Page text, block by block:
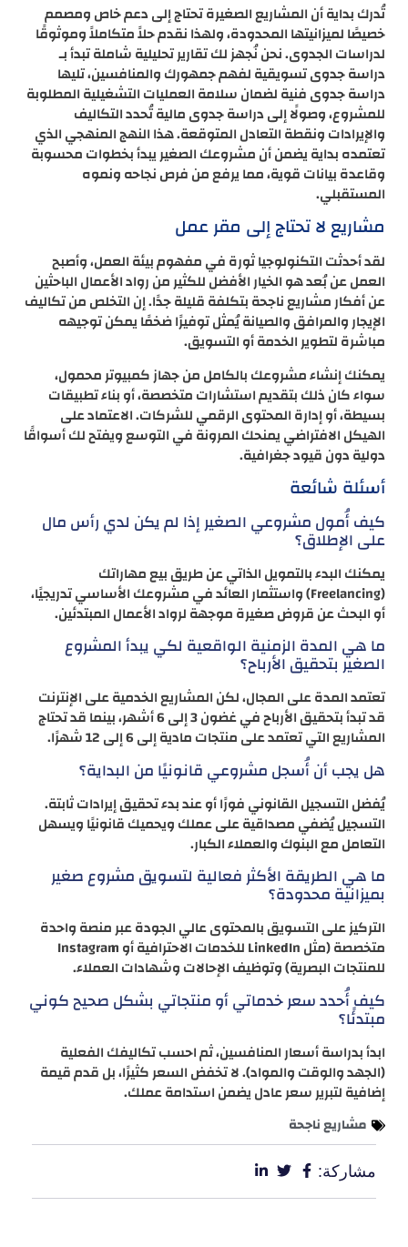
تُدرك بداية أن المشاريع الصغيرة تحتاج إلى دعم خاص ومصمم
خصيصًا لميزانيتها المحدودة، ولهذا نقدم حلاً متكاملاً وموثوقًا
لدراسات الجدوى. نحن نُجهز لك تقارير تحليلية شاملة تبدأ بـ
دراسة جدوى تسويقية لفهم جمهورك والمنافسين، تليها
دراسة جدوى فنية لضمان سلامة العمليات التشغيلية المطلوبة
للمشروع، وصولًا إلى دراسة جدوى مالية تُحدد التكاليف
والإيرادات ونقطة التعادل المتوقعة. هذا النهج المنهجي الذي
تعتمده بداية يضمن أن مشروعك الصغير يبدأ بخطوات محسوبة
وقاعدة بيانات قوية، مما يرفع من فرص نجاحه ونموه
المستقبلي.
مشاريع لا تحتاج إلى مقر عمل
لقد أحدثت التكنولوجيا ثورة في مفهوم بيئة العمل، وأصبح
العمل عن بُعد هو الخيار الأفضل للكثير من رواد الأعمال الباحثين
عن أفكار مشاريع ناجحة بتكلفة قليلة جدًا. إن التخلص من تكاليف
الإيجار والمرافق والصيانة يُمثل توفيرًا ضخمًا يمكن توجيهه
مباشرة لتطوير الخدمة أو التسويق.
يمكنك إنشاء مشروعك بالكامل من جهاز كمبيوتر محمول،
سواء كان ذلك بتقديم استشارات متخصصة، أو بناء تطبيقات
بسيطة، أو إدارة المحتوى الرقمي للشركات. الاعتماد على
الهيكل الافتراضي يمنحك المرونة في التوسع ويفتح لك أسواقًا
دولية دون قيود جغرافية.
أسئلة شائعة
كيف أُمول مشروعي الصغير إذا لم يكن لدي رأس مال
على الإطلاق؟
يمكنك البدء بالتمويل الذاتي عن طريق بيع مهاراتك
(Freelancing) واستثمار العائد في مشروعك الأساسي تدريجيًا،
أو البحث عن قروض صغيرة موجهة لرواد الأعمال المبتدئين.
ما هي المدة الزمنية الواقعية لكي يبدأ المشروع
الصغير بتحقيق الأرباح؟
تعتمد المدة على المجال، لكن المشاريع الخدمية على الإنترنت
قد تبدأ بتحقيق الأرباح في غضون 3 إلى 6 أشهر، بينما قد تحتاج
المشاريع التي تعتمد على منتجات مادية إلى 6 إلى 12 شهرًا.
هل يجب أن أُسجل مشروعي قانونيًا من البداية؟
يُفضل التسجيل القانوني فورًا أو عند بدء تحقيق إيرادات ثابتة.
التسجيل يُضفي مصداقية على عملك ويحميك قانونيًا ويسهل
التعامل مع البنوك والعملاء الكبار.
ما هي الطريقة الأكثر فعالية لتسويق مشروع صغير
بميزانية محدودة؟
التركيز على التسويق بالمحتوى عالي الجودة عبر منصة واحدة
متخصصة (مثل LinkedIn للخدمات الاحترافية أو Instagram
للمنتجات البصرية) وتوظيف الإحالات وشهادات العملاء.
كيف أُحدد سعر خدماتي أو منتجاتي بشكل صحيح كوني
مبتدئًا؟
ابدأ بدراسة أسعار المنافسين، ثم احسب تكاليفك الفعلية
(الجهد والوقت والمواد). لا تخفض السعر كثيرًا، بل قدم قيمة
إضافية لتبرير سعر عادل يضمن استدامة عملك.
مشاريع ناجحة
مشاركة: